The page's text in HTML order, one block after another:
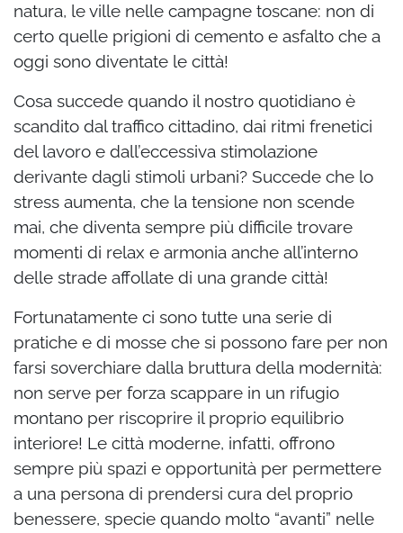
natura, le ville nelle campagne toscane: non di
certo quelle prigioni di cemento e asfalto che a
oggi sono diventate le città!
Cosa succede quando il nostro quotidiano è
scandito dal traffico cittadino, dai ritmi frenetici
del lavoro e dall’eccessiva stimolazione
derivante dagli stimoli urbani? Succede che lo
stress aumenta, che la tensione non scende
mai, che diventa sempre più difficile trovare
momenti di relax e armonia anche all’interno
delle strade affollate di una grande città!
Fortunatamente ci sono tutte una serie di
pratiche e di mosse che si possono fare per non
farsi soverchiare dalla bruttura della modernità:
non serve per forza scappare in un rifugio
montano per riscoprire il proprio equilibrio
interiore! Le città moderne, infatti, offrono
sempre più spazi e opportunità per permettere
a una persona di prendersi cura del proprio
benessere, specie quando molto “avanti” nelle